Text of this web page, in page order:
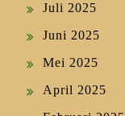
Juli 2025
Juni 2025
Mei 2025
April 2025